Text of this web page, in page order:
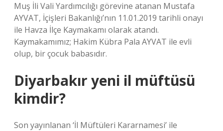
Muş İli Vali Yardımcılığı görevine atanan Mustafa
AYVAT, İçişleri Bakanlığı’nın 11.01.2019 tarihli onayı
ile Havza İlçe Kaymakamı olarak atandı.
Kaymakamımız; Hakim Kübra Pala AYVAT ile evli
olup, bir çocuk babasıdır.
Diyarbakır yeni il müftüsü
kimdir?
Son yayınlanan ‘İl Müftüleri Kararnamesi’ ile